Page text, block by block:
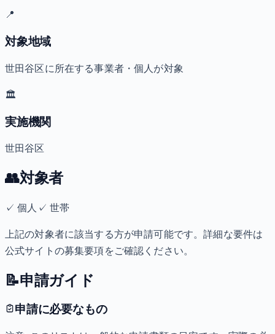
📍
対象地域
世田谷区に所在する事業者・個人が対象
🏛️
実施機関
世田谷区
👥対象者
✓個人 ✓ 世帯
上記の対象者に該当する方が申請可能です。詳細な要件は
公式サイトの募集要項をご確認ください。
📝申請ガイド
申請に必要なもの